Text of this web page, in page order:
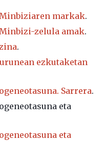
markak.
zelula amak.
.
ezkutaketan
Sarrera.
eta
eta